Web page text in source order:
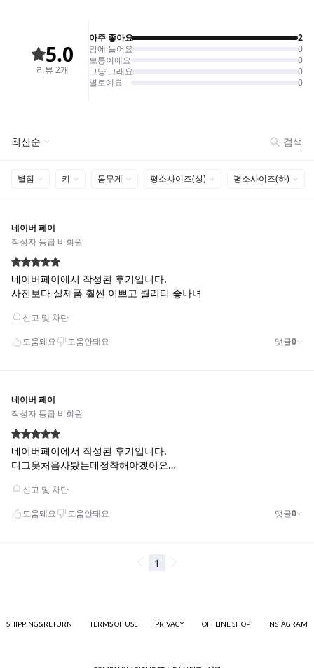
SHIPPING&RETURN TERMS OF USE PRIVACY OFFLINE SHOP INSTAGRAM